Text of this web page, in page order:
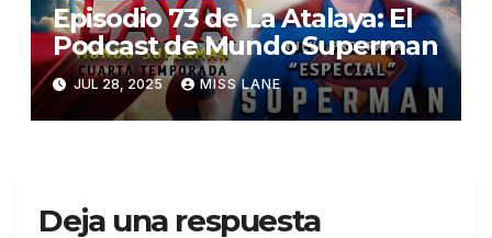
Episodio 73 de La Atalaya: El
Podcast de Mundo Superman
JUL 28, 2025 MISS LANE
Deja una respuesta